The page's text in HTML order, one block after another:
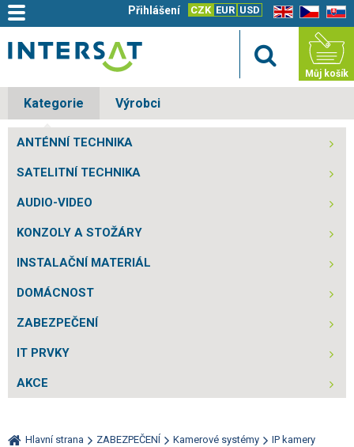
EN CZ SK
CZK EUR USD
Přihlášení
Můj košík
Kategorie Výrobci
ANTÉNNÍ TECHNIKA
SATELITNÍ TECHNIKA
AUDIO-VIDEO
KONZOLY A STOŽÁRY
INSTALAČNÍ MATERIÁL
DOMÁCNOST
ZABEZPEČENÍ
IT PRVKY
AKCE
Hlavní strana ZABEZPEČENÍ Kamerové systémy
IP kamery